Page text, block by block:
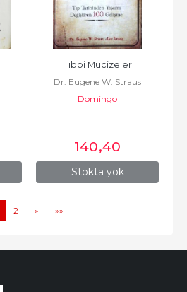
Stokta yok
Tıbbi Mucizeler
Dr. Eugene W. Straus
Domingo
140,40
2 » »»